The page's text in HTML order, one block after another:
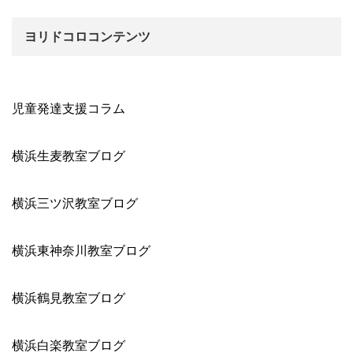
ヨリドコロコンテンツ
児童発達支援コラム
横浜生麦教室ブログ
横浜三ツ沢教室ブログ
横浜東神奈川教室ブログ
横浜鶴見教室ブログ
横浜白楽教室ブログ